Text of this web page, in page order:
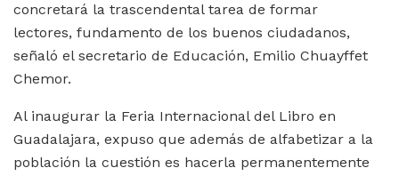
concretará la trascendental tarea de formar
lectores, fundamento de los buenos ciudadanos,
señaló el secretario de Educación, Emilio Chuayffet
Chemor.
Al inaugurar la Feria Internacional del Libro en
Guadalajara, expuso que además de alfabetizar a la
población la cuestión es hacerla permanentemente